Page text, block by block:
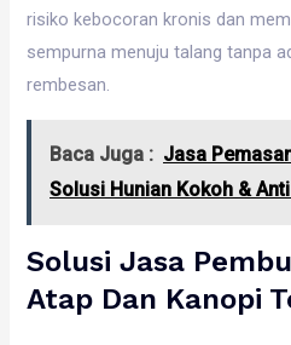
risiko kebocoran kronis dan
sempurna menuju talang tanpa
rembesan.
Baca Juga : Jasa
Solusi Hunian Kokoh &
Solusi Jasa
Atap Dan Kanopi